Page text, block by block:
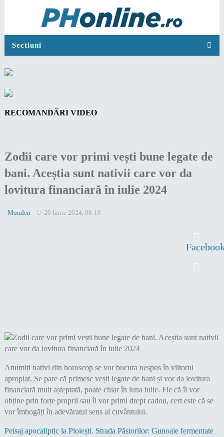
Sectiuni
RECOMANDĂRI VIDEO
Zodii care vor primi vești bune legate de
bani. Aceștia sunt nativii care vor da
lovitura financiară în iulie 2024
Monden 20 Iunie 2024, 08:10
Anumiți nativi din horoscop se vor bucura nespus în viitorul
apropiat. Se pare că primesc vești legate de bani și vor da lovitura
financiară mult așteptată, poate chiar în luna iulie. Fie că îi vor
obține prin forțe proprii sau îi vor primi drept cadou, cert este că se
vor îmbogăți în adevăratul sens al cuvântului.
Peisaj apocaliptic la Ploiești. Strada Păstorilor: Gunoaie fermentate